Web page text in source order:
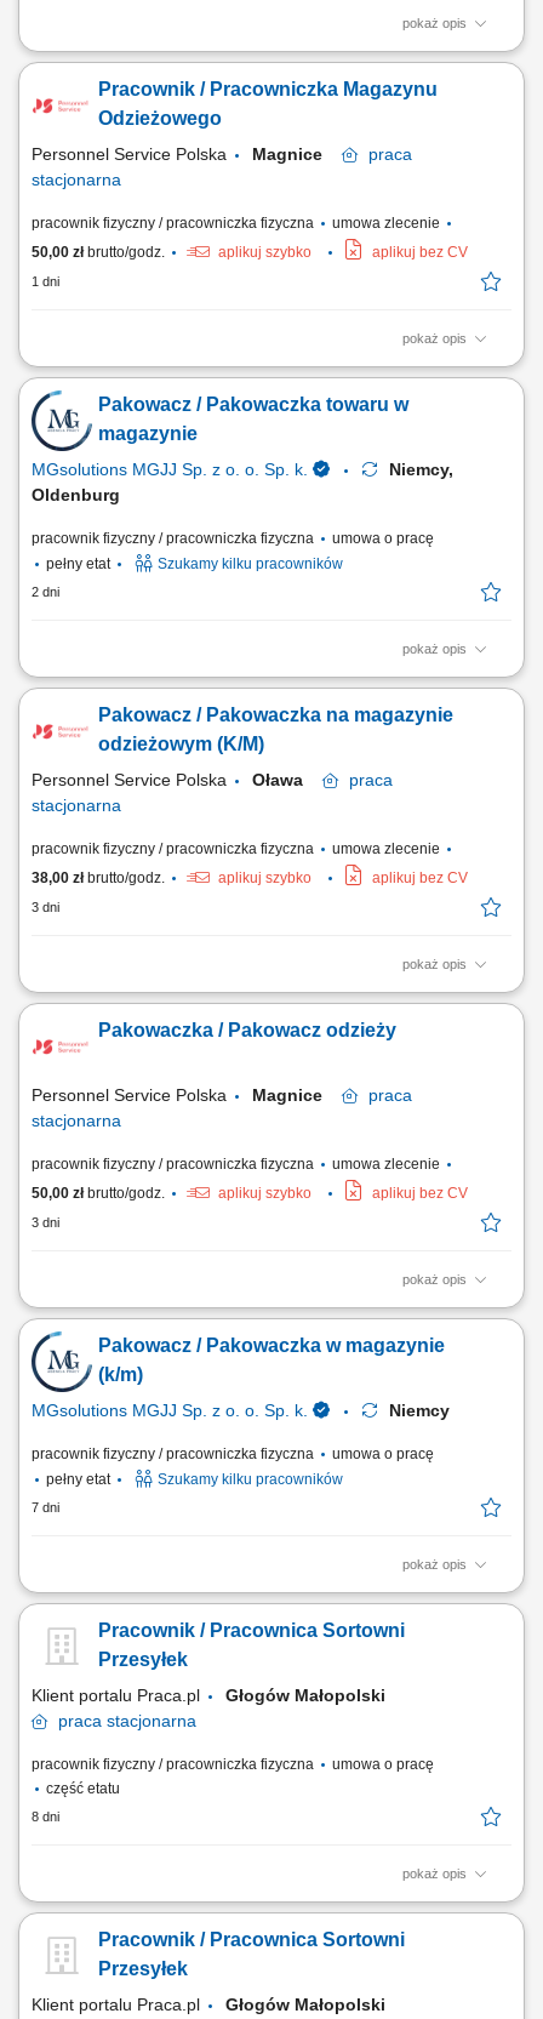
pokaż opis
Na czym polega praca? Zbieranie i kompletowanie zamówień
nowoczesnym centrum logistycznym z systemem w języku polskim.
Pracownik / Pracowniczka Magazynu
Odzieżowego
Personnel Service Polska Magnice
praca
stacjonarna
pracownik fizyczny / pracowniczka fizyczna
umowa zlecenie
50,00 złbrutto/godz. aplikuj szybko aplikuj bez CV
1 dni
pokaż opis
Opis stanowiska: Kompletowanie zamówień zgodnie z listą produktów.
Pakowanie odzieży oraz przygotowywanie przesyłek do wysyłki.
Obsługa skanera magazynowego podczas realizacji zleceń. Dbanie o
porządek i bezpieczeństwo na stanowisku pracy.
Pakowacz / Pakowaczka towaru w
magazynie
MGsolutions MGJJ Sp. z o. o. Sp. k.
Niemcy,
Oldenburg
pracownik fizyczny / pracowniczka fizyczna
umowa o pracę
pełny etat
Szukamy kilku pracowników
2 dni
pokaż opis
Opis stanowiska Proste prace przy pakowaniu towaru niewymagające
pomocnicze;Pakowacz / Pakowaczka na magazynie
odzieżowym (K/M)
Personnel Service Polska Oława
praca
stacjonarna
pracownik fizyczny / pracowniczka fizyczna
umowa zlecenie
38,00 złbrutto/godz. aplikuj szybko aplikuj bez CV
3 dni
pokaż opis
Zadania: Kompletacja zamówień; Pakowanie i przygotowanie towaru do
4/2 (pon-ndz) 6-17:45/ 18-5:45; Praca chodząca (nabijamy kroki⁠⁠⁠⁠) Mile
widziane zaangażowanie i chęć do nauki; Doświadczenie nie jest
Pakowaczka / Pakowacz odzieży
Personnel Service Polska Magnice
praca
stacjonarna
pracownik fizyczny / pracowniczka fizyczna
umowa zlecenie
50,00 złbrutto/godz. aplikuj szybko aplikuj bez CV
3 dni
pokaż opis
Zadania: Kompletowanie zamówień zgodnie z wytycznymi. Pakowanie
odzieży i przygotowywanie przesyłek do wysyłki. Obsługa skanera
magazynowego. Utrzymywanie porządku na stanowisku pracy.
Wymagania: Gotowość do pracy zmianowej 5/2 (pon-ndz) 6-16:45, 18-
4:45 (45min przerwy) Gotowość do pracy...
Pakowacz / Pakowaczka w magazynie
(k/m)
MGsolutions MGJJ Sp. z o. o. Sp. k. Niemcy
pracownik fizyczny / pracowniczka fizyczna
umowa o pracę
pełny etat
Szukamy kilku pracowników
7 dni
pokaż opis
Opis stanowiska Pakowanie i układanie towaru - magazyn z częściami i
pomocnicze;Pracownik / Pracownica Sortowni
Przesyłek
Klient portalu Praca.pl
Głogów Małopolski
praca stacjonarna
pracownik fizyczny / pracowniczka fizyczna
umowa o pracę
część etatu
8 dni
pokaż opis
Obsługa procesów magazynowych związanych z przesyłkami listowymi.
Załadunek i rozładunek przesyłek. Zabezpieczanie przesyłek oraz
dbanie o ich właściwy stan podczas obsługi. Przestrzeganie procedur
Pracownik / Pracownica Sortowni
Przesyłek
Klient portalu Praca.pl
Głogów Małopolski